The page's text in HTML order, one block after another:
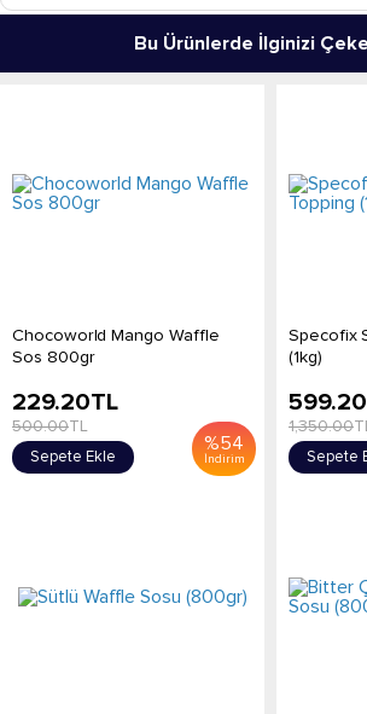
Bu Ürünlerde İlginizi
Chocoworld Mango Waffle
Sos 800gr
%54
İndirim
229.20TL
500.00TL
Sepete Ekle
Specofix
(1kg)
599.20
1,350.00
Sepete